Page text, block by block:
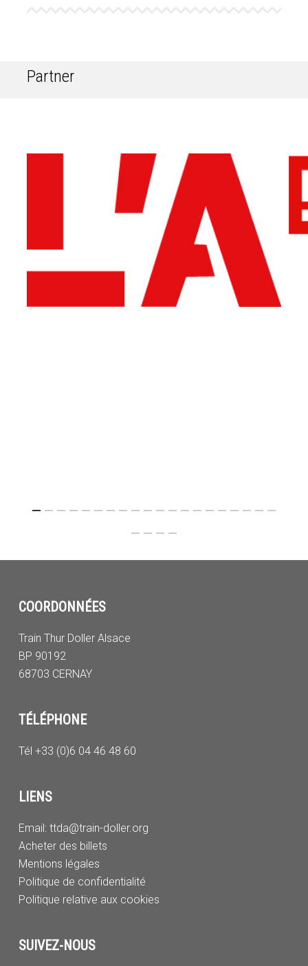
Partner
COORDONNÉES
Train Thur Doller Alsace
BP 90192
68703 CERNAY
TÉLÉPHONE
Tél +33 (0)6 04 46 48 60
LIENS
Email: ttda@train-doller.org
Acheter des billets
Mentions légales
Politique de confidentialité
Politique relative aux cookies
SUIVEZ-NOUS